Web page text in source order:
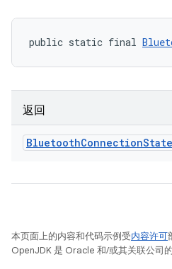
public static final
返回
BluetoothConnection
本页面上的内容和代码示例受内容许可
OpenJDK 是 Oracle 和/或其关联公司的